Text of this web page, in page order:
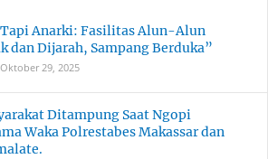
Anarki: Fasilitas Alun-Alun
dan Dijarah, Sampang Berduka”
Oktober 29, 2025
Ditampung Saat Ngopi
Waka Polrestabes Makassar dan